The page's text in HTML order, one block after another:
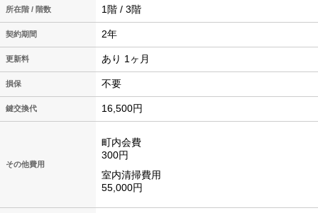
所在階 / 階数 1階 / 3階
契約期間 2年
更新料 あり 1ヶ月
損保 不要
鍵交換代 16,500円
その他費用
町内会費
300円
室内清掃費用
55,000円